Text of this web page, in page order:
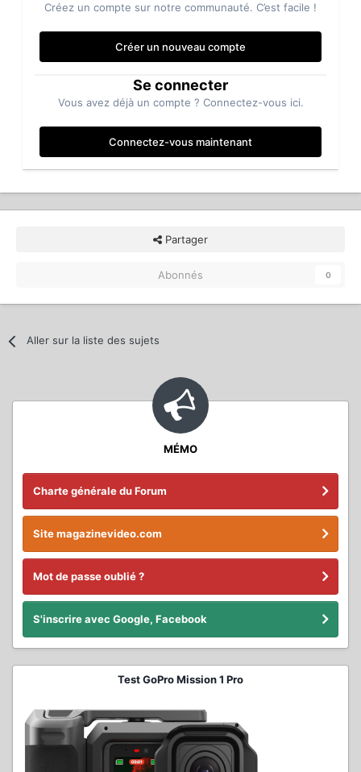
Créez un compte sur notre communauté. C’est facile !
Créer un nouveau compte
Se connecter
Vous avez déjà un compte ? Connectez-vous ici.
Connectez-vous maintenant
Partager
Abonnés 0
Aller sur la liste des sujets
MÉMO
Charte générale du Forum
Site magazinevideo.com
Mot de passe oublié ?
S'inscrire avec Google, Facebook
Test GoPro Mission 1 Pro